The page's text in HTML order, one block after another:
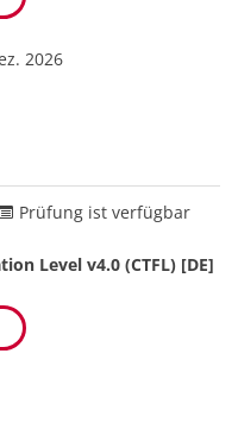
2026
Prüfung ist verfügbar
Level v4.0 (CTFL) [DE]